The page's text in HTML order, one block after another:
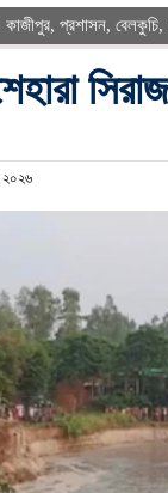
কাজীপুর, প্রশাসন, বেলকুচি,
২০২৬